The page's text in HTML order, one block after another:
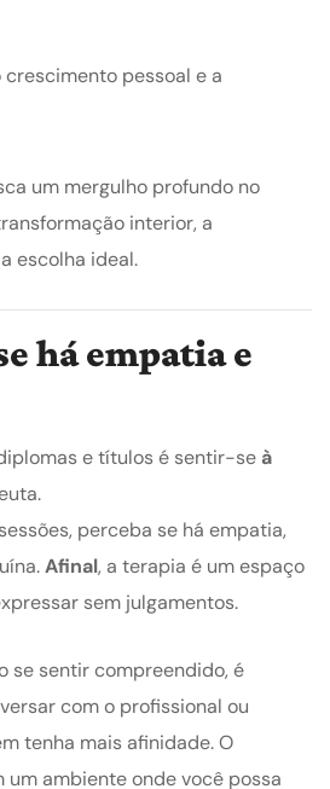
crescimento pessoal e a
um mergulho profundo no
interior, a
escolha ideal.
há empatia e
e títulos é sentir-se à
perceba se há empatia,
Afinal, a terapia é um espaço
sem julgamentos.
se sentir compreendido, é
com o profissional ou
tenha mais afinidade. O
ambiente onde você possa